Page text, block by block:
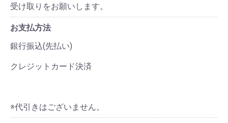
受け取りをお願いします。
お支払方法
銀行振込(先払い)
クレジットカード決済
※代引きはございません。